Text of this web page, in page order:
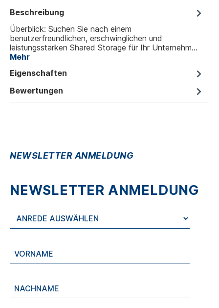
Beschreibung
Überblick: Suchen Sie nach einem
benutzerfreundlichen, erschwinglichen und
leistungsstarken Shared Storage für Ihr Unternehm…
Mehr
Eigenschaften
Bewertungen
NEWSLETTER ANMELDUNG
NEWSLETTER ANMELDUNG